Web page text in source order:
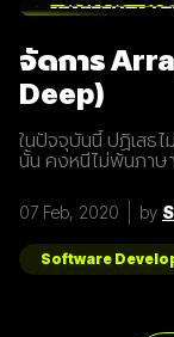
ตอบสนองที่รวดเร็ว
แตกต่างจากระบบ
จัดการ
Deep)
ในปัจจุบันนี้ ปฏิเสธไ
นั้น คงหนีไม่พ้นภาษ
รูปแบบการเขียนภา
การเขียนที่หลากหล
Array ด้วยภาษา
โดยปกติแล้วการ
ได้ดังนี้
07 Feb, 2020 by
Software